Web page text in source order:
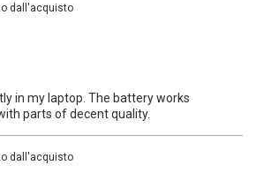
dall'acquisto
in my laptop. The battery works
parts of decent quality.
dall'acquisto